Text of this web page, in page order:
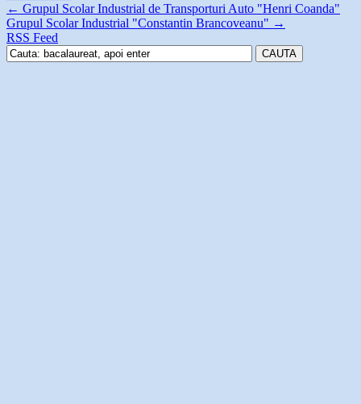
← Grupul Scolar Industrial de Transporturi Auto "Henri Coanda"
Grupul Scolar Industrial "Constantin Brancoveanu" →
RSS Feed